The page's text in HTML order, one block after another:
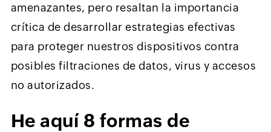
amenazantes, pero resaltan la importancia
crítica de desarrollar estrategias efectivas
para proteger nuestros dispositivos contra
posibles filtraciones de datos, virus y accesos
no autorizados.
He aquí 8 formas de